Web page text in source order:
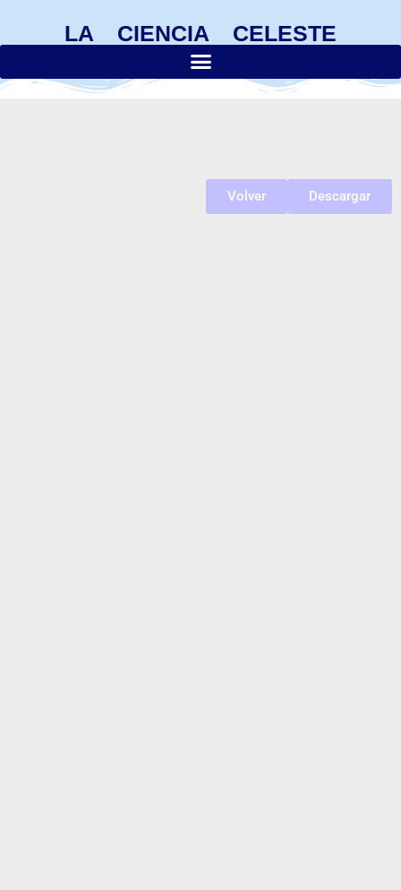
LA CIENCIA CELESTE
Descargar
Volver